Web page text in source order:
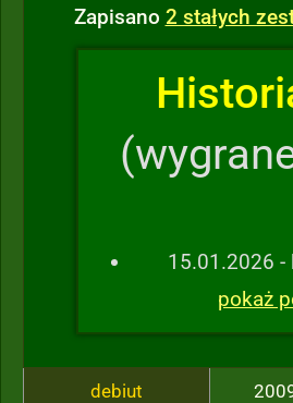
Zapisano 2 stałych
15.01.2026 -
pokaż
debiut